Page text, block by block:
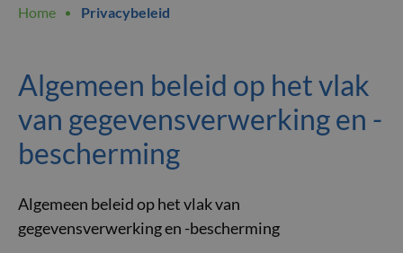
Kruimelpad
Home Privacybeleid
Algemeen beleid op het vlak
van gegevensverwerking en -
bescherming
Algemeen beleid op het vlak van
gegevensverwerking en -bescherming